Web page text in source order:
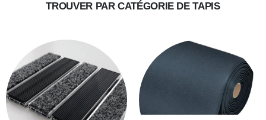
TROUVER PAR CATÉGORIE DE TAPIS